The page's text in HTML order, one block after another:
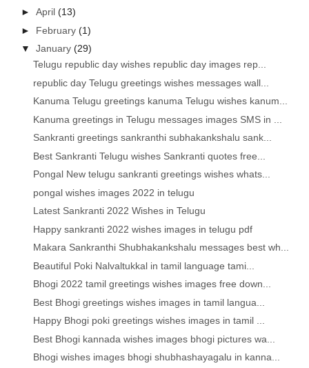
►April(13)
► February(1)
▼January(29)
Telugu republic day wishes republic day images rep...
republic day Telugu greetings wishes messages wall...
Kanuma Telugu greetings kanuma Telugu wishes kanum...
Kanuma greetings in Telugu messages images SMS in ...
Sankranti greetings sankranthi subhakankshalu sank...
Best Sankranti Telugu wishes Sankranti quotes free...
Pongal New telugu sankranti greetings wishes whats...
pongal wishes images 2022 in telugu
Latest Sankranti 2022 Wishes in Telugu
Happy sankranti 2022 wishes images in telugu pdf
Makara Sankranthi Shubhakankshalu messages best wh...
Beautiful Poki Nalvaltukkal in tamil language tami...
Bhogi 2022 tamil greetings wishes images free down...
Best Bhogi greetings wishes images in tamil langua...
Happy Bhogi poki greetings wishes images in tamil ...
Best Bhogi kannada wishes images bhogi pictures wa...
Bhogi wishes images bhogi shubhashayagalu in kanna...